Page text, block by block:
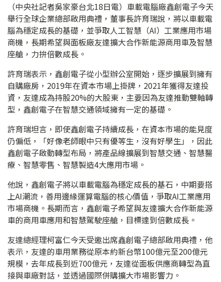
（中央社記者吳家豪台北18日電）車載電腦廠鑫創電子今天
舉行全球企業總部啟用典禮，董事長許育瑞說，將以車載電
腦為穩定成長的基礎，並爭取人工智慧（AI）工業應用市場
商機，長期希望與面板廠友達擴大合作新能源商用車及智慧
座艙，力拚倍數成長。
許育瑞表示，鑫創電子從小型辦公室開始，逐步擴展到擁有
自購廠房，2019年在資本市場上掛牌，2021年獲得友達投
資，友達成為持股20%的大股東，主要因為友達推動雙軸轉
型，鑫創電子在智慧交通領域擁有一定的基礎。
許育瑞坦言，即使鑫創電子持續成長，在資本市場的能見度
仍偏低，「好像老師眼中只有優等生，沒有好學生」，因此
鑫創電子啟動轉型布局，將產品線擴展到智慧交通、智慧醫
療、智慧零售、智慧製造4大應用市場。
他說，鑫創電子將以車載電腦為穩定成長的基石，中期要搭
上AI潮流，善用邊緣運算電腦的核心價值，爭取AI工業應用
市場商機。長期而言，鑫創電子希望與友達擴大合作新能源
車的商用車應用和智慧駕駛座艙，目標達到倍數成長。
友達總經理柯富仁今天受邀出席鑫創電子總部啟用典禮，他
表示，友達的車用業務從原本約新台幣100億元至200億元
規模，去年成長到近700億元，友達從面板供應商轉型為直
接與車廠對話，並透過國際併購擴大市場影響力。